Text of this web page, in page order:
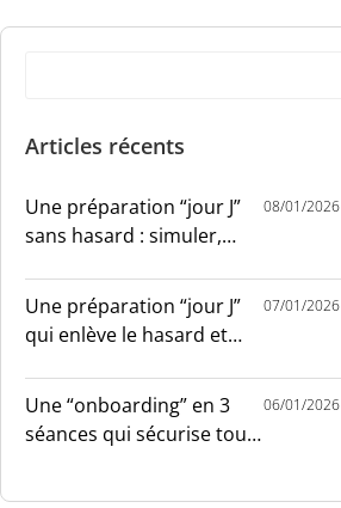
Articles récents
Une préparation “jour J”
sans hasard : simuler,
08/01/2026
Une préparation “jour J”
qui enlève le hasard et
07/01/2026
Une “onboarding” en 3
séances qui sécurise tout
06/01/2026